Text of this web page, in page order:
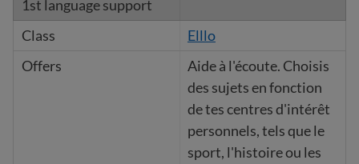
Elllo
Aide à l'écoute. Choisis
des sujets en fonction
de tes centres d'intérêt
personnels, tels que le
sport, l'histoire ou les